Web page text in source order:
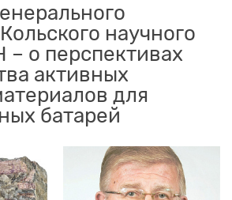
научного
– о перспективах
активных
для
батарей